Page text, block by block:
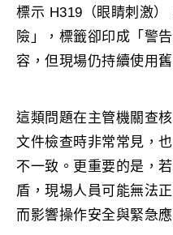
標示 H319（眼睛刺激
險」，標籤卻印成「警
容，但現場仍持續使用舊
這類問題在主管機關查
文件檢查時非常常見，
不一致。更重要的是，
盾，現場人員可能無法
而影響操作安全與緊急應